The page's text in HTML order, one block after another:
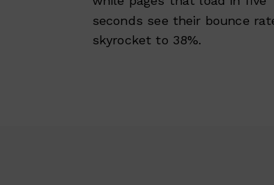
seconds see their bounce
skyrocket to 38%.